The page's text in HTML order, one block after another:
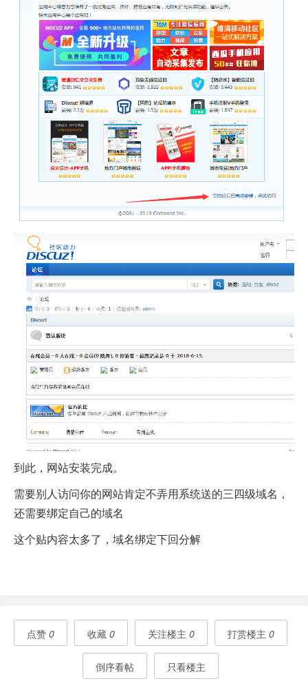
到此，网站安装完成。
需要别人访问你的网站肯定不弄用系统送的三四级域名，
还需要绑定自己的域名
这个贴内容太多了，域名绑定下回分解
点赞 0 收藏 0 关注楼主 0 打赏楼主 0
倒序看帖 只看楼主